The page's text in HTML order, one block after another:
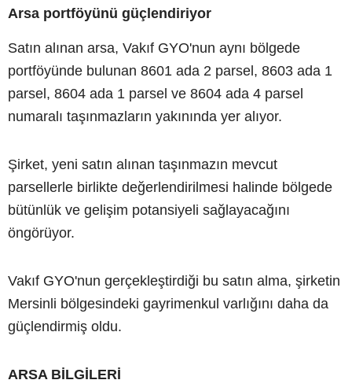
Arsa portföyünü güçlendiriyor
Satın alınan arsa, Vakıf GYO'nun aynı bölgede
portföyünde bulunan 8601 ada 2 parsel, 8603 ada 1
parsel, 8604 ada 1 parsel ve 8604 ada 4 parsel
numaralı taşınmazların yakınında yer alıyor.
Şirket, yeni satın alınan taşınmazın mevcut
parsellerle birlikte değerlendirilmesi halinde bölgede
bütünlük ve gelişim potansiyeli sağlayacağını
öngörüyor.
Vakıf GYO'nun gerçekleştirdiği bu satın alma, şirketin
Mersinli bölgesindeki gayrimenkul varlığını daha da
güçlendirmiş oldu.
ARSA BİLGİLERİ